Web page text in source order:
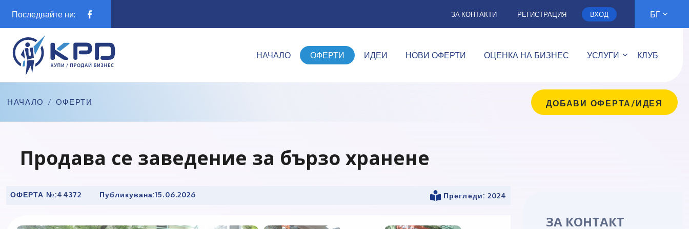
Последвайте ни: ЗА КОНТАКТИ РЕГИСТРАЦИЯ ВХОД БГ
НАЧАЛО ОФЕРТИ ИДЕИ НОВИ ОФЕРТИ ОЦЕНКА НА БИЗНЕС УСЛУГИ КЛУБ
НАЧАЛО / ОФЕРТИ ДОБАВИ ОФЕРТА/ИДЕЯ
Продава се заведение за бързо хранене
ОФЕРТА №:44372 Публикувана:15.06.2026 Прегледи: 2024
ЗА КОНТАКТ